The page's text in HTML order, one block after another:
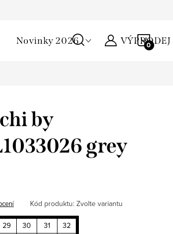
Novinky 2026 VÝPRODEJ
by
grey
Kód produktu: Zvolte variantu
29 30 31
32